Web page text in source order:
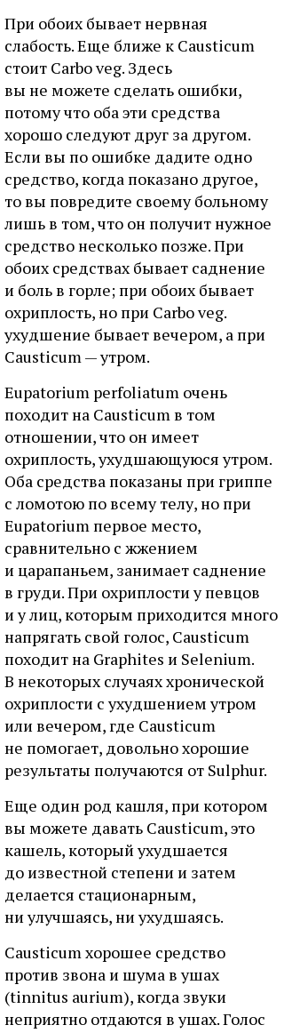
При обоих бывает нервная
слабость. Еще ближе к Causticum
стоит Carbo veg. Здесь
вы не можете сделать ошибки,
потому что оба эти средства
хорошо следуют друг за другом.
Если вы по ошибке дадите одно
средство, когда показано другое,
то вы повредите своему больному
лишь в том, что он получит нужное
средство несколько позже. При
обоих средствах бывает саднение
и боль в горле; при обоих бывает
охриплость, но при Carbo veg.
ухудшение бывает вечером, а при
Causticum — утром.
Eupatorium perfoliatum очень
походит на Causticum в том
отношении, что он имеет
охриплость, ухудшающуюся утром.
Оба средства показаны при гриппе
с ломотою по всему телу, но при
Eupatorium первое место,
сравнительно с жжением
и царапаньем, занимает саднение
в груди. При охриплости у певцов
и у лиц, которым приходится много
напрягать свой голос, Causticum
походит на Graphites и Selenium.
В некоторых случаях хронической
охриплости с ухудшением утром
или вечером, где Causticum
не помогает, довольно хорошие
результаты получаются от Sulphur.
Еще один род кашля, при котором
вы можете давать Causticum, это
кашель, который ухудшается
до известной степени и затем
делается стационарным,
ни улучшаясь, ни ухудшаясь.
Causticum хорошее средство
против звона и шума в ушах
(tinnitus aurium), когда звуки
неприятно отдаются в ушах. Голос